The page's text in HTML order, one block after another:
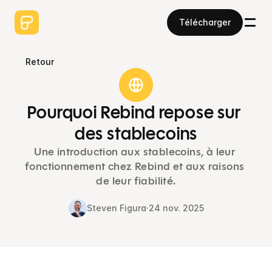
Retour
Pourquoi Rebind repose sur
des stablecoins
Une introduction aux stablecoins, à leur
fonctionnement chez Rebind et aux raisons
de leur fiabilité.
Steven Figura·24 nov. 2025
Télécharger